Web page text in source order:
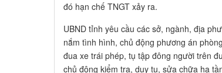
đó hạn chế TNGT xảy ra.
UBND tỉnh yêu cầu các sở, ngành, địa
nắm tình hình, chủ động phương án
đua xe trái phép, tụ tập đông người trên
chủ động kiểm tra, duy tu, sửa chữa hạ